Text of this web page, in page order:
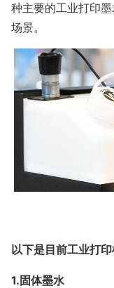
种主要的工业打印
场景。
以下是目前工业打
1.固体墨水